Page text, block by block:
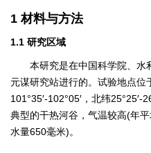
1 材料与方法
1.1 研究区域
本研究是在中国科学院、水
元谋研究站进行的。试验地点
101°35′-102°05′，北纬
典型的干热河谷，气温较高(年
水量650毫米)。